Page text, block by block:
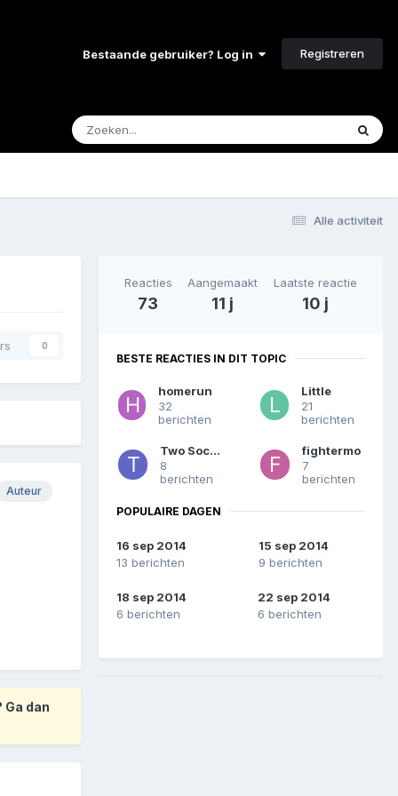
Bestaande gebruiker? Log in Registreren
Alle activiteit
0
Auteur
dan
Reacties
73
Aangemaakt
11 j
Laatste reactie
10 j
BESTE REACTIES IN DIT TOPIC
homerun
32
berichten
Little
21
berichten
Two Socks
8
berichten
fightermo
7
berichten
POPULAIRE DAGEN
16 sep 2014
13 berichten
15 sep 2014
9 berichten
18 sep 2014
6 berichten
22 sep 2014
6 berichten